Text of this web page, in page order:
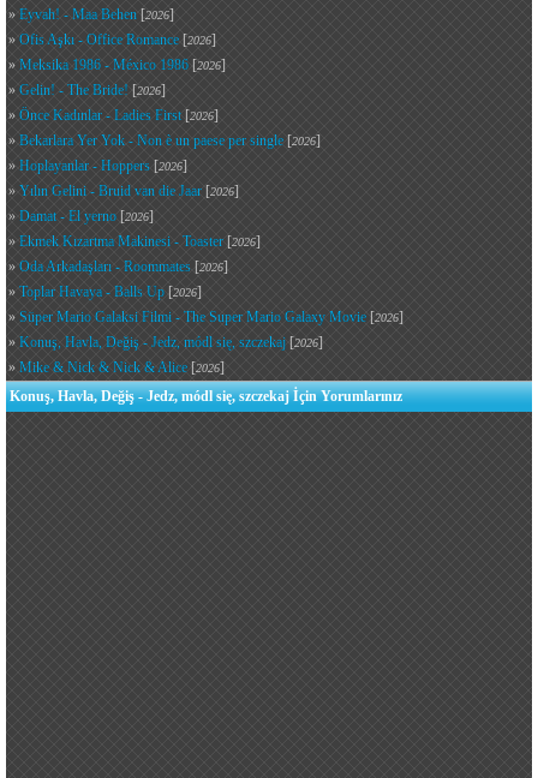
» Eyvah! - Maa Behen [2026]
» Ofis Aşkı - Office Romance [2026]
» Meksika 1986 - México 1986 [2026]
» Gelin! - The Bride! [2026]
» Önce Kadınlar - Ladies First[2026]
» Bekarlara Yer Yok - Non è un paese per single [2026]
» Hoplayanlar - Hoppers [2026]
» Yılın Gelini - Bruid van die Jaar [2026]
» Damat - El yerno [2026]
» Ekmek Kızartma Makinesi - Toaster [2026]
» Oda Arkadaşları - Roommates [2026]
» Toplar Havaya - Balls Up [2026]
» Süper Mario Galaksi Filmi - The Super Mario Galaxy Movie [2026]
» Konuş, Havla, Değiş - Jedz, módl się, szczekaj [2026]
» Mike & Nick & Nick & Alice [2026]
Konuş, Havla, Değiş - Jedz, módl się, szczekaj İçin Yorumlarınız